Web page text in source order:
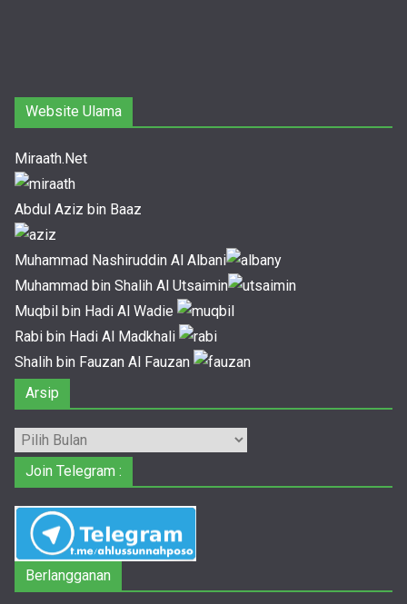
Website Ulama
Miraath.Net
Abdul Aziz bin Baaz
Muhammad Nashiruddin Al Albani
Muhammad bin Shalih Al Utsaimin
Muqbil bin Hadi Al Wadie
Rabi bin Hadi Al Madkhali
Shalih bin Fauzan Al Fauzan
Arsip
Arsip
Join Telegram :
Berlangganan